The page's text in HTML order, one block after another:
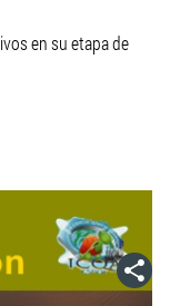
en su etapa de